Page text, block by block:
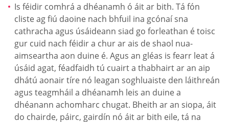
Is féidir comhrá a dhéanamh ó áit ar bith. Tá fón
cliste ag fiú daoine nach bhfuil ina gcónaí sna
cathracha agus úsáideann siad go forleathan é toisc
gur cuid nach féidir a chur ar ais de shaol nua-
aimseartha aon duine é. Agus an gléas is fearr leat á
úsáid agat, féadfaidh tú cuairt a thabhairt ar an aip
dhátú aonair tíre nó leagan soghluaiste den láithreán
agus teagmháil a dhéanamh leis an duine a
dhéanann achomharc chugat. Bheith ar an siopa, áit
do chairde, páirc, gairdín nó áit ar bith eile, tá na